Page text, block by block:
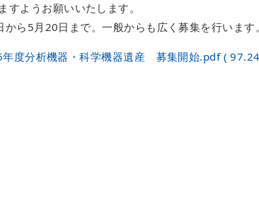
すようお願いいたします。
ら5月20日まで。一般からも広く募集を行います。
度分析機器・科学機器遺産 募集開始.pdf (